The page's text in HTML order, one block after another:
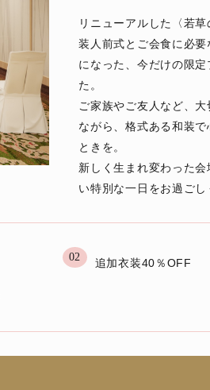
リニューアルした〈若
装人前式とご会食に必要
になった、今だけの限
た。
ご家族やご友人など、
ながら、格式ある和装で
ときを。
新しく生まれ変わった
い特別な一日をお過ごし
02 追加衣装40％OFF